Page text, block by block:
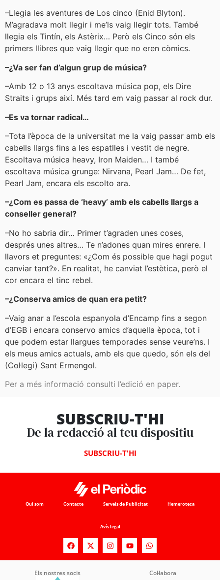
–Llegia les aventures de Los cinco (Enid Blyton).
M’agradava molt llegir i me’ls vaig llegir tots. També
llegia els Tintín, els Astèrix… Però els Cinco són els
primers llibres que vaig llegir que no eren còmics.
–¿Va ser fan d’algun grup de música?
–Amb 12 o 13 anys escoltava música pop, els Dire
Straits i grups així. Més tard em vaig passar al rock dur.
–Es va tornar radical…
–Tota l’època de la universitat me la vaig passar amb els
cabells llargs fins a les espatlles i vestit de negre.
Escoltava música heavy, Iron Maiden… I també
escoltava música grunge: Nirvana, Pearl Jam… De fet,
Pearl Jam, encara els escolto ara.
–¿Com es passa de ‘heavy’ amb els cabells llargs a
conseller general?
–No ho sabria dir… Primer t’agraden unes coses,
després unes altres… Te n’adones quan mires enrere. I
llavors et preguntes: «¿Com és possible que hagi pogut
canviar tant?». En realitat, he canviat l’estètica, però el
cor encara el tinc rebel.
–¿Conserva amics de quan era petit?
–Vaig anar a l’escola espanyola d’Encamp fins a segon
d’EGB i encara conservo amics d’aquella època, tot i
que podem estar llargues temporades sense veure’ns. I
els meus amics actuals, amb els que quedo, són els del
(Col·legi) Sant Ermengol.
Per a més informació consulti l’edició en paper.
SUBSCRIU-T'HI
De la redacció al teu dispositiu
SUBSCRIU-T'HI
Qui som Contacte Serveis de Publicitat Hemeroteca
Avís legal
Els nostres socis Col·labora